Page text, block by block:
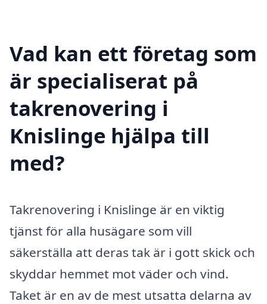
Vad kan ett företag som
är specialiserat på
takrenovering i
Knislinge hjälpa till
med?
Takrenovering i Knislinge är en viktig
tjänst för alla husägare som vill
säkerställa att deras tak är i gott skick och
skyddar hemmet mot väder och vind.
Taket är en av de mest utsatta delarna av